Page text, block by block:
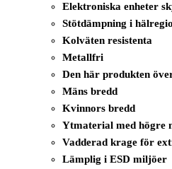
Elektroniska enheter
Stötdämpning i
Kolväten resistenta
Metallfri
Den här produkten
Mäns bredd
Kvinnors bredd
Ytmaterial med högre
Vadderad krage för
Lämplig i ESD miljöer